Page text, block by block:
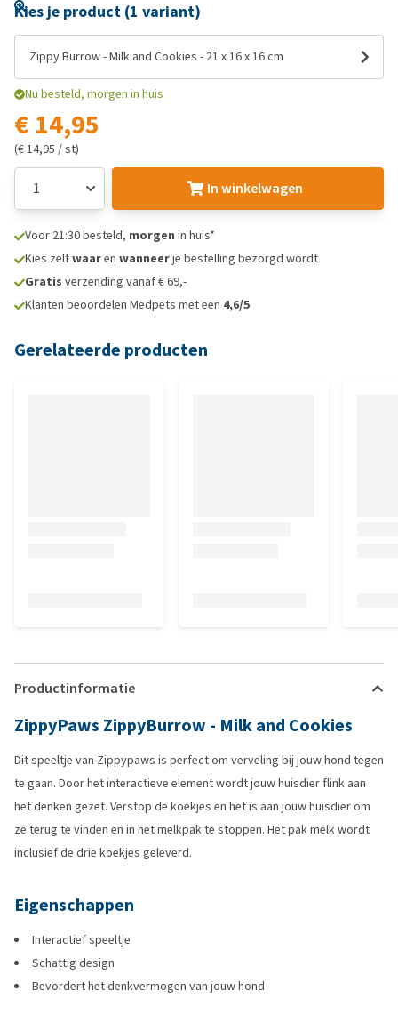
Kies je product (1 variant)
Zippy Burrow - Milk and Cookies - 21 x 16 x 16 cm
Nu besteld, morgen in huis
€ 14,95
(€ 14,95 / st)
In winkelwagen
Voor 21:30 besteld, morgen in huis*
Kies zelfwaaren wanneerje bestelling bezorgd wordt
Gratis verzending vanaf € 69,-
Klanten beoordelen Medpets met een 4,6/5
Gerelateerde producten
Productinformatie
ZippyPaws ZippyBurrow - Milk and Cookies
Dit speeltje van Zippypaws is perfect om verveling bij jouw hond tegen
te gaan. Door het interactieve element wordt jouw huisdier flink aan
het denken gezet. Verstop de koekjes en het is aan jouw huisdier om
ze terug te vinden en in het melkpak te stoppen. Het pak melk wordt
inclusief de drie koekjes geleverd.
Eigenschappen
Interactief speeltje
Schattig design
Bevordert het denkvermogen van jouw hond